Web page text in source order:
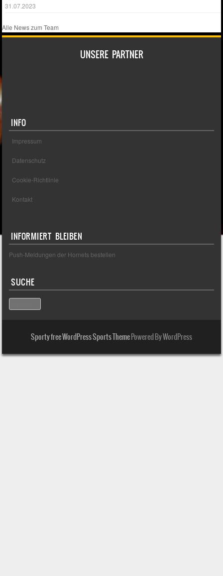
31.07.2023
Alle News zum Team
UNSERE PARTNER
INFO
Impressum
Datenschutz
Cookie-Richtlinie
Kontakt
INFORMIERT BLEIBEN
Push-Meldungen der Hornets bestellen
SUCHE
Search
Sporty free WordPress Sports ThemePowered By WordPress